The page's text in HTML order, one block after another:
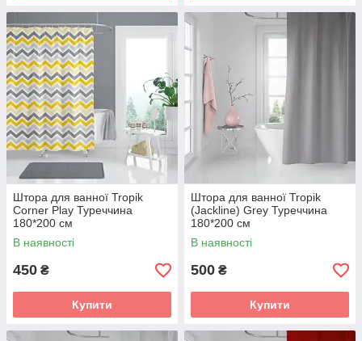
Штора для ванної Tropik
Corner Play Туреччина
180*200 см
В наявності
450 ₴
Купити
Штора для ванної Tropik
(Jackline) Grey Туреччина
180*200 см
В наявності
500 ₴
Купити